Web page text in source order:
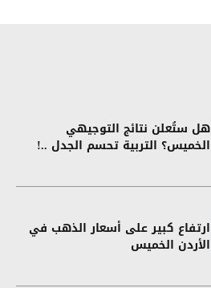
هل ستُعلن نتائج التوجيهي
الخميس؟ التربية تحسم الجدل ..!
ارتفاع كبير على أسعار الذهب في
الأردن الخميس